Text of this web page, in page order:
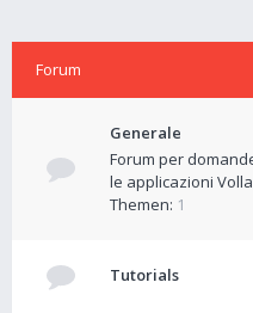
Forum
Generale
Forum per
le applicazioni Volla
Themen: 1
Tutorials